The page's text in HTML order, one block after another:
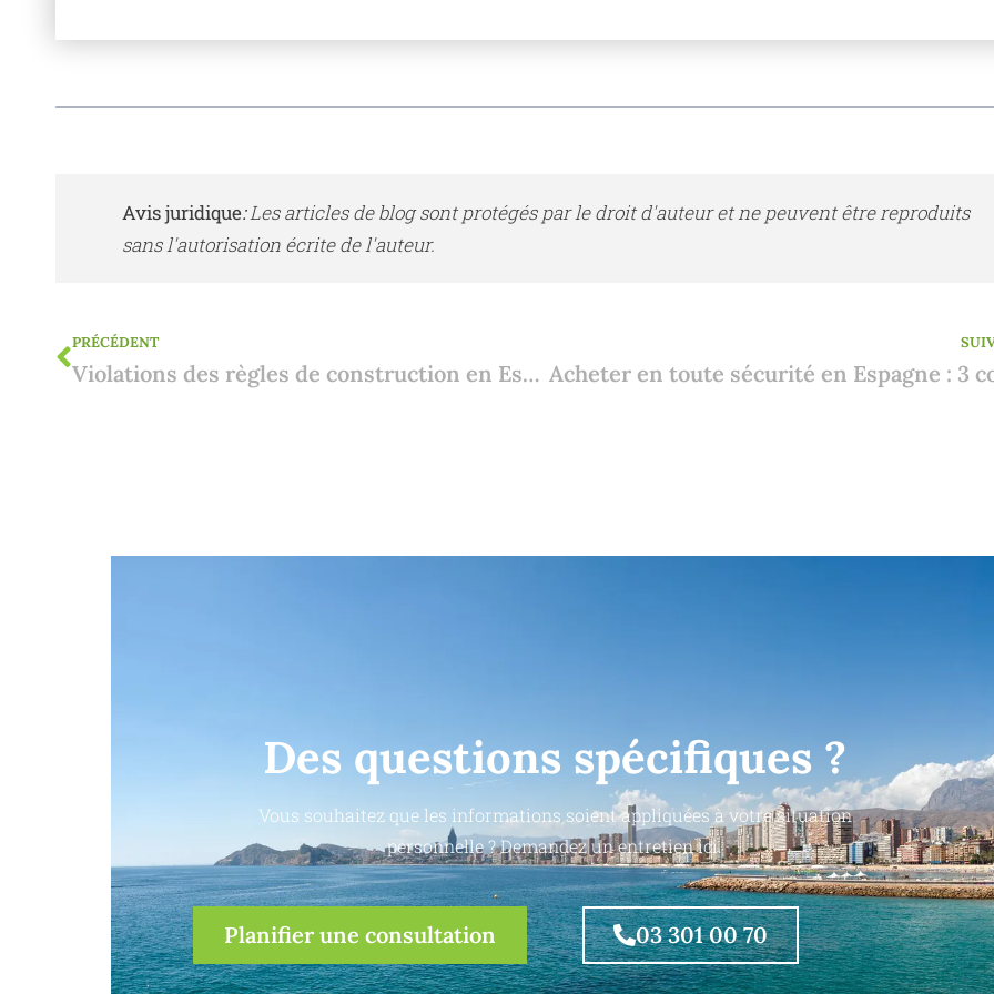
Avis juridique:Les articles de blog sont protégés par le droit d'auteur et ne peuvent être reproduits
sans l'autorisation écrite de l'auteur.
PRÉCÉDENT
Violations des règles de construction en Espagne : risques et solutions pour l'immobilier rural
Des questions spécifiques ?
Vous souhaitez que les informations soient appliquées à votre situation
personnelle ? Demandez un entretien ici.
Planifier une consultation 03 301 00 70